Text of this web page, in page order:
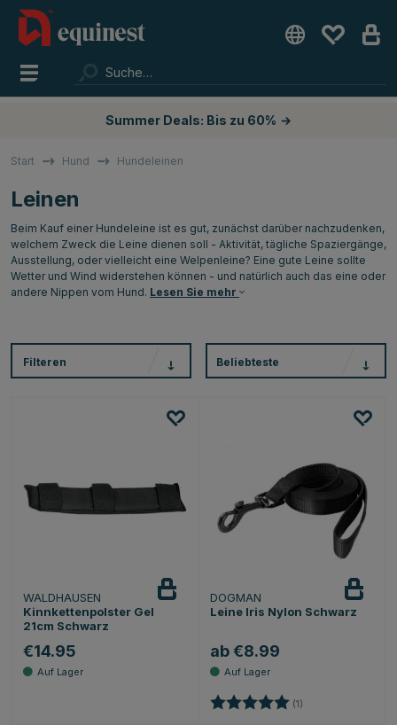
Summer Deals: Bis zu 60% →
Start Hund Hundeleinen
Leinen
Beim Kauf einer Hundeleine ist es gut, zunächst darüber nachzudenken,
welchem Zweck die Leine dienen soll - Aktivität, tägliche Spaziergänge,
Ausstellung, oder vielleicht eine Welpenleine? Eine gute Leine sollte
Wetter und Wind widerstehen können - und natürlich auch das eine oder
andere Nippen vom Hund. Lesen Sie mehr
Filteren Beliebteste
WALDHAUSEN
Kinnkettenpolster Gel
21cm Schwarz
€14.95
DOGMAN
Leine Iris Nylon Schwarz
ab €8.99
Bewertung: (1)